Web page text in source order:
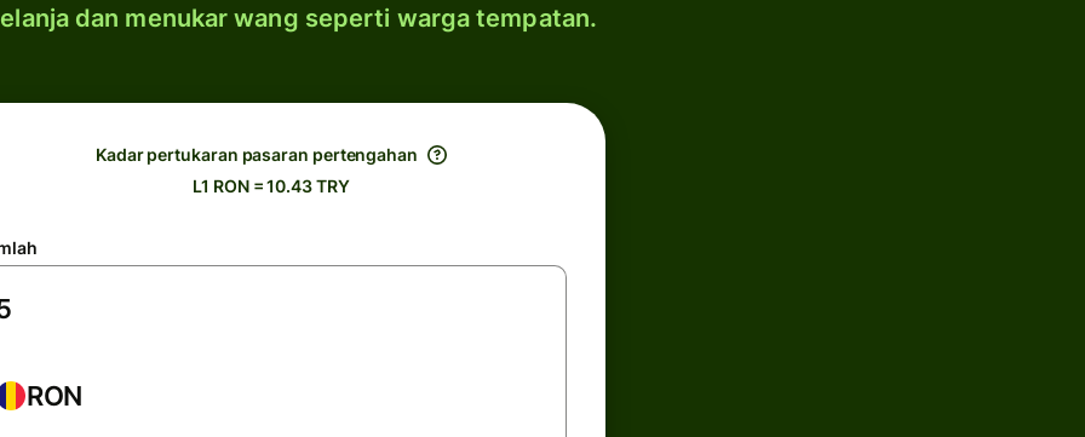
dan menukar wang seperti warga tempatan.
Kadar pertukaran pasaran pertengahan
L1 RON = 10.43 TRY
RON